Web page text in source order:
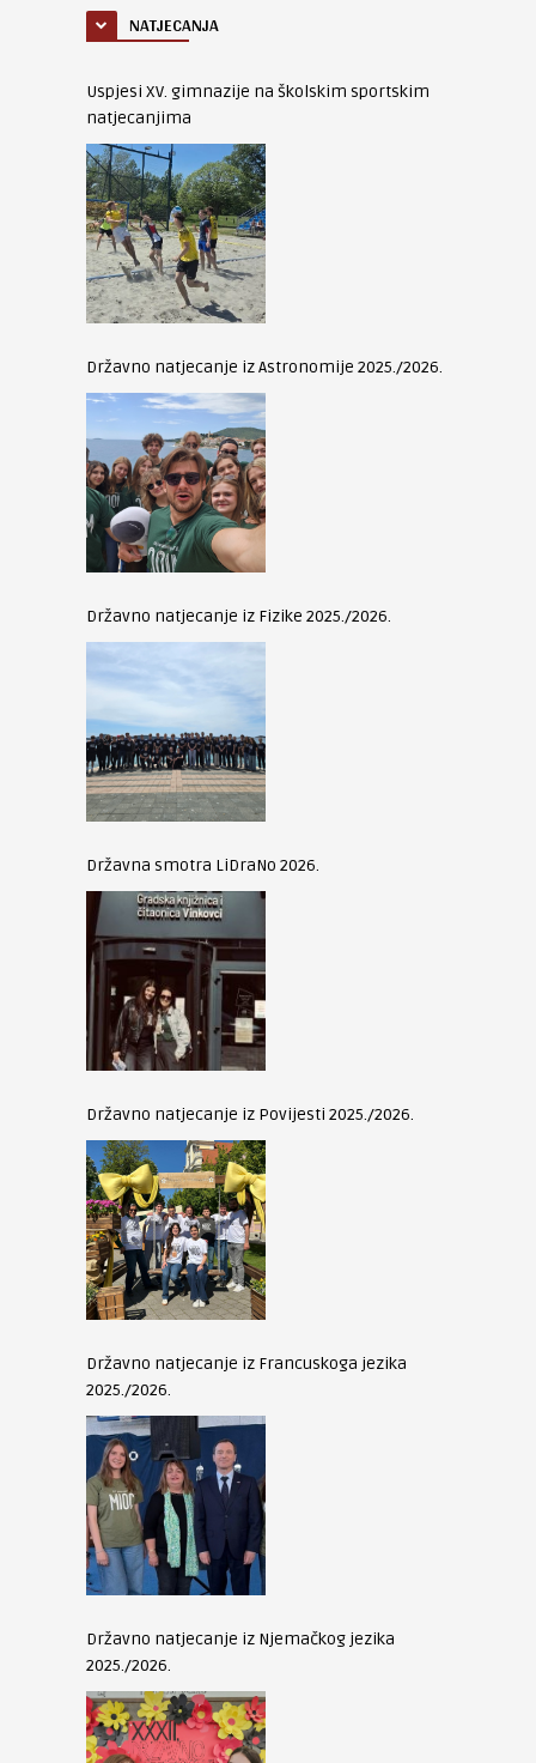
NATJECANJA
Uspjesi XV. gimnazije na školskim sportskim
natjecanjima
Državno natjecanje iz Astronomije 2025./2026.
Državno natjecanje iz Fizike 2025./2026.
Državna smotra LiDraNo 2026.
Državno natjecanje iz Povijesti 2025./2026.
Državno natjecanje iz Francuskoga jezika
2025./2026.
Državno natjecanje iz Njemačkog jezika
2025./2026.